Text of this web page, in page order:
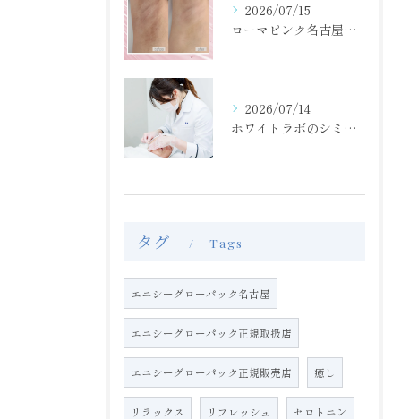
2026/07/15
ローマピンク名古屋正規/脇の黒ずみ・くすみケア/モニター40％off
2026/07/14
ホワイトラボのシミ取り放題！肝斑もOK！！
タグ Tags
エニシーグローパック名古屋
エニシーグローパック正規取扱店
エニシーグローパック正規販売店 癒し
リラックス リフレッシュ セロトニン